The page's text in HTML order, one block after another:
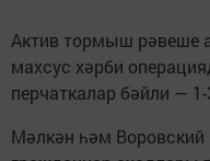
Актив тормыш рәвеше
махсус хәрби
перчаткалар бәйли — 1-
Мәлкән һәм Воровский